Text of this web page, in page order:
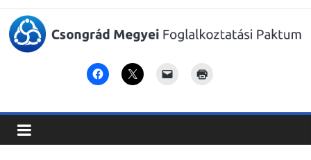
Csongrád
Megyei
Foglalkoztatási